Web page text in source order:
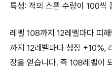
특성: 적의 스폰 수량이 100씩
레벨 108까지 12레벨마다 피
까지 12레벨마다 성장 +10%,
장을 얻습니다. 즉 108레벨이